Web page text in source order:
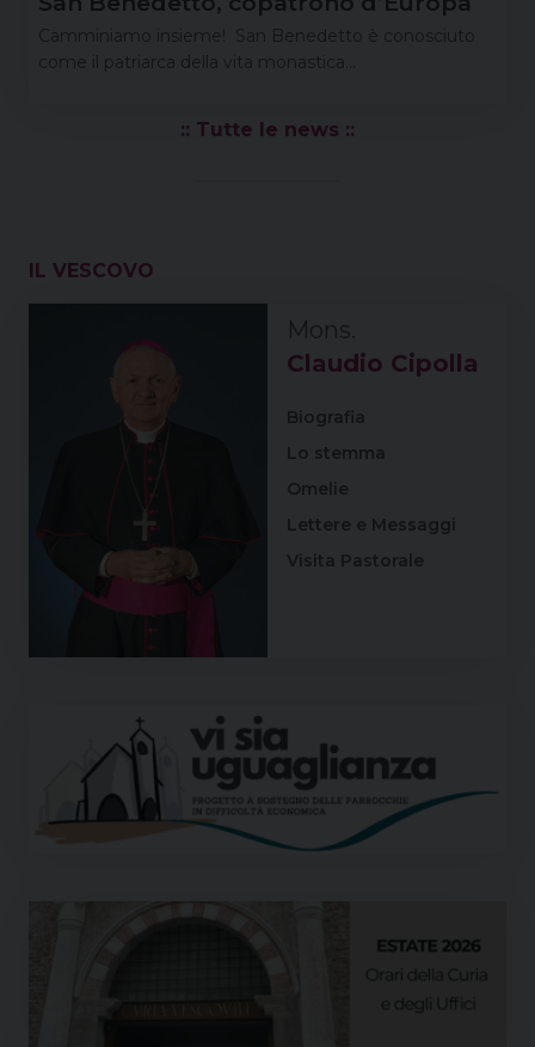
Camminiamo insieme! San Benedetto è conosciuto
come il patriarca della vita monastica…
:: Tutte le news ::
IL VESCOVO
Claudio Cipolla
Biografia
Lo stemma
Omelie
Lettere e Messaggi
Visita Pastorale